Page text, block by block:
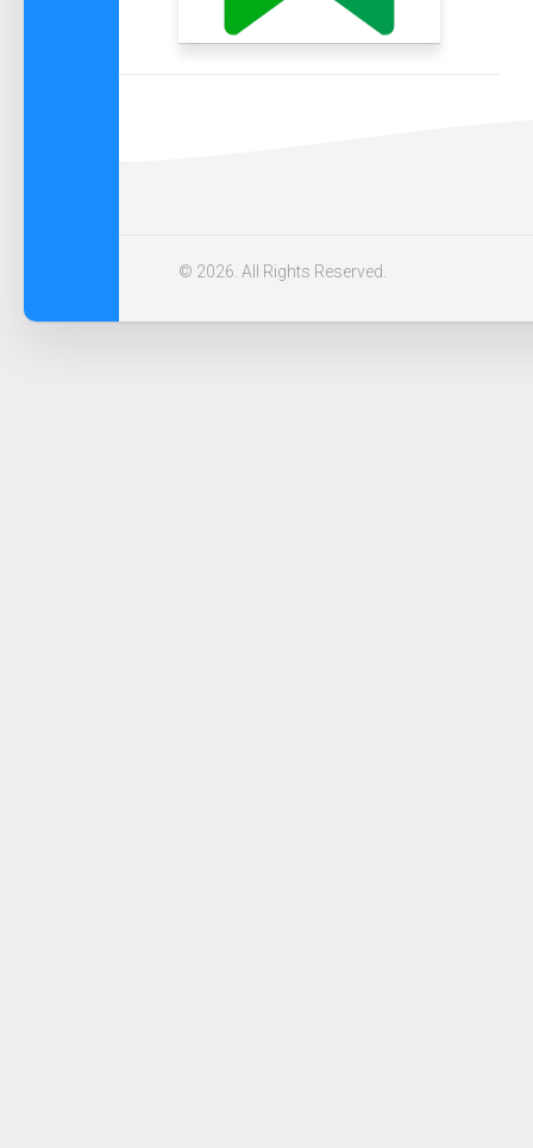
© 2026. All Rights Reserved.